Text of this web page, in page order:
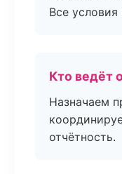
Все
Кто ведёт
Назначаем
отчётность.